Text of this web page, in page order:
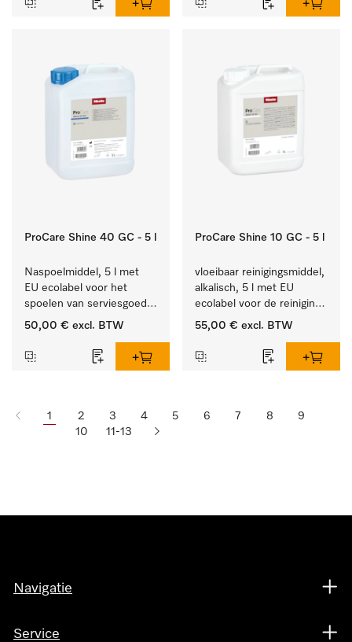
ProCare Shine 40 GC - 5 l
Naspoelmiddel, 5 l met
EU ecolabel voor het
spoelen van serviesgoed,
bestek en glazen.
50,00 € excl. BTW
ProCare Shine 10 GC - 5 l
vloeibaar reinigingsmiddel,
alkalisch, 5 l met EU
ecolabel voor de reiniging
van alledaags vuil op
glazen.
55,00 € excl. BTW
1 2 3 4 5 6 7 8
9
10
11-13
Navigatie
Service